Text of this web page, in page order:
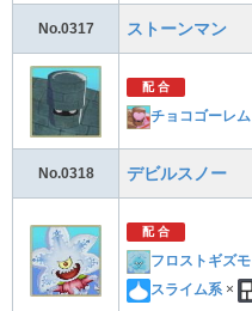
No.0317 ストーンマン
配 合
チョコゴーレム
No.0318 デビルスノー
配 合
フロストギズモ
スライム系 ×